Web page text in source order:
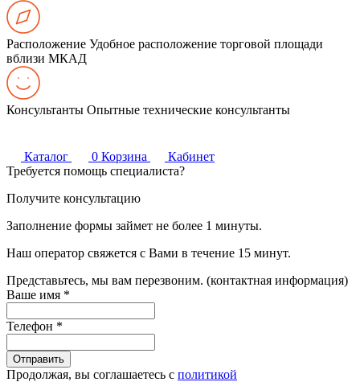
Расположение Удобное расположение торговой площади
вблизи МКАД
Консультанты Опытные технические консультанты
Каталог 0 Корзина
Кабинет
Требуется помощь специалиста?
Получите консультацию
Заполнение формы займет не более 1 минуты.
Наш оператор свяжется с Вами в течение 15 минут.
Представьтесь, мы вам перезвоним. (контактная информация)
Ваше имя *
Телефон *
Продолжая, вы соглашаетесь с политикой